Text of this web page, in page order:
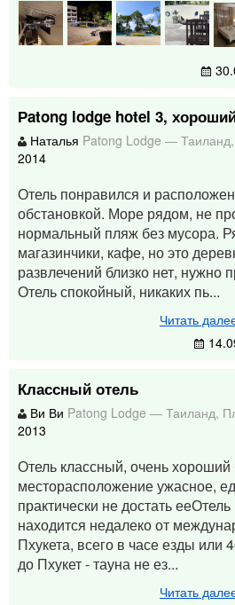
Рatong lodge hotel 3,
Наталья Patong Lodge — Таиланд,
2014
Отель понравился и
обстановкой. Море рядом, не
нормальный пляж без мусора.
магазинчики, кафе, но это
развлечений близко нет, нужно
Отель спокойный, никаких пь...
Читать
Классный отель
Ви Ви Patong Lodge — Таиланд,
2013
Отель классный, очень хороший
месторасположение ужасное,
практически не достать
находится недалеко от
Пхукета, всего в часе езды или
до Пхукет - тауна не ез...
Читать